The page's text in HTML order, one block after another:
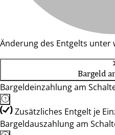
Änderung des Entgelts unter
Bargeld
Bargeldeinzahlung am
Zusätzliches Entgelt je
Bargeldauszahlung am